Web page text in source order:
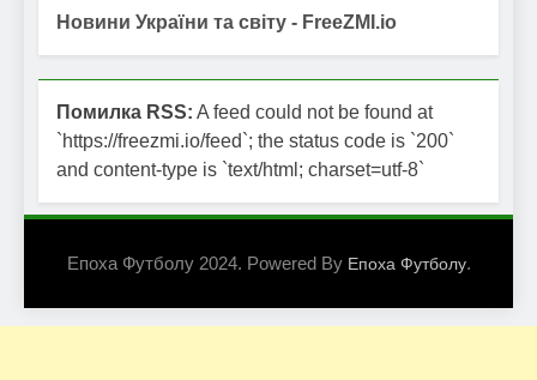
Новини України та світу - FreeZMI.io
Помилка RSS: A feed could not be found at
`https://freezmi.io/feed`; the status code is `200`
and content-type is `text/html; charset=utf-8`
Епоха Футболу 2024. Powered By Епоха Футболу.